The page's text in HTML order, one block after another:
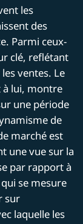
les
des
Parmi ceux-
clé, reflétant
ventes. Le
à lui, montre
une période
de
marché est
une vue sur la
par rapport à
se mesure
sur
laquelle les